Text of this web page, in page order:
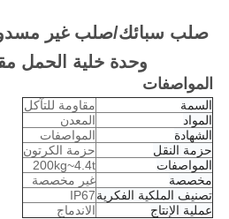
صلب سبائك/صلب غير مسدود
وحدة خلية الحمل
المواصفات
السمة
مقاومة للتآكل
المواد
المعدن
الشهادة
المواصفات
حزمة النقل
حزمة الكرتون
المواصفات
200kg~4.4t
مخصصة
غير مخصصة
تصنيف الملكية الفكريةIP67
عملية الإنتاج
الاندماج